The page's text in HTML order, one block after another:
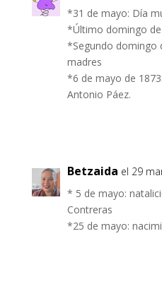
*31 de mayo: Día
*Último domingo
*Segundo domingo
madres
*6 de mayo de
Antonio Páez.
Betzaida el 29
* 5 de mayo:
Contreras
*25 de mayo: